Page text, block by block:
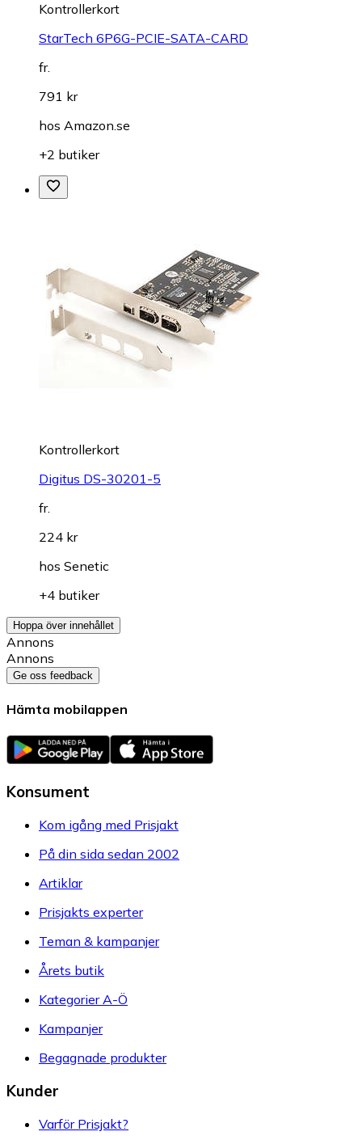
Kontrollerkort
StarTech 6P6G-PCIE-SATA-CARD
fr.
791 kr
hos Amazon.se
+2 butiker
Kontrollerkort
Digitus DS-30201-5
fr.
224 kr
hos Senetic
+4 butiker
Hoppa över innehållet
Annons
Annons
Ge oss feedback
Hämta mobilappen
Konsument
Kom igång med Prisjakt
På din sida sedan 2002
Artiklar
Prisjakts experter
Teman & kampanjer
Årets butik
Kategorier A-Ö
Kampanjer
Begagnade produkter
Kunder
Varför Prisjakt?